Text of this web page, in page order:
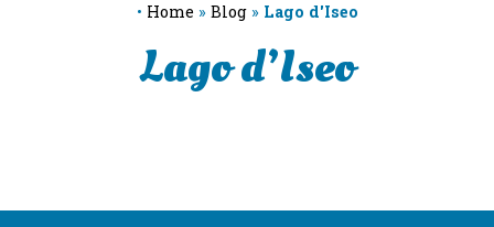
• Home » Blog» Lago d'Iseo
Lago d’Iseo